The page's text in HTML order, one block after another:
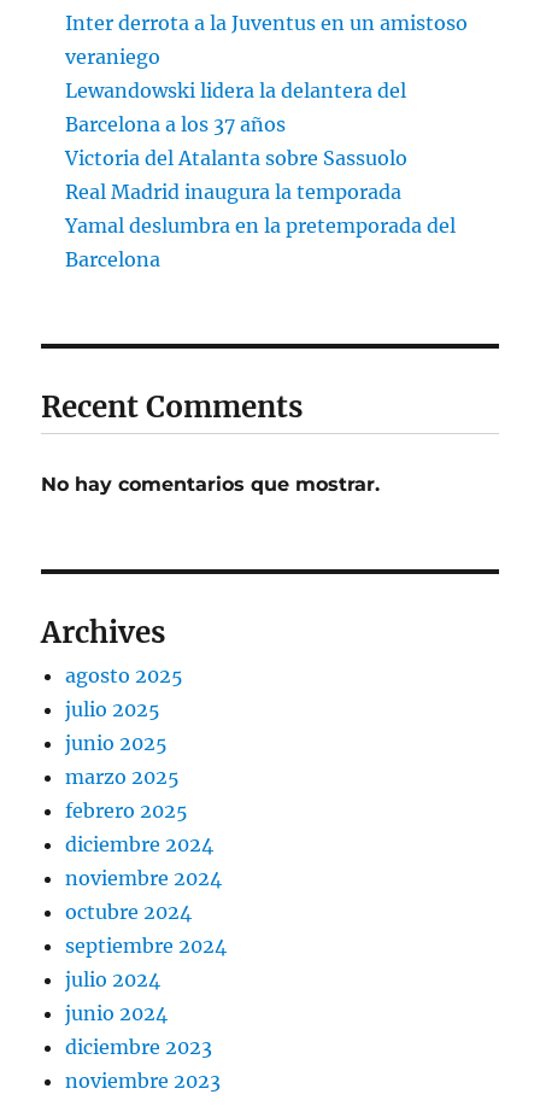
Inter derrota a la Juventus en un amistoso
veraniego
Lewandowski lidera la delantera del
Barcelona a los 37 años
Victoria del Atalanta sobre Sassuolo
Real Madrid inaugura la temporada
Yamal deslumbra en la pretemporada del
Barcelona
Recent Comments
No hay comentarios que mostrar.
Archives
agosto 2025
julio 2025
junio 2025
marzo 2025
febrero 2025
diciembre 2024
noviembre 2024
octubre 2024
septiembre 2024
julio 2024
junio 2024
diciembre 2023
noviembre 2023